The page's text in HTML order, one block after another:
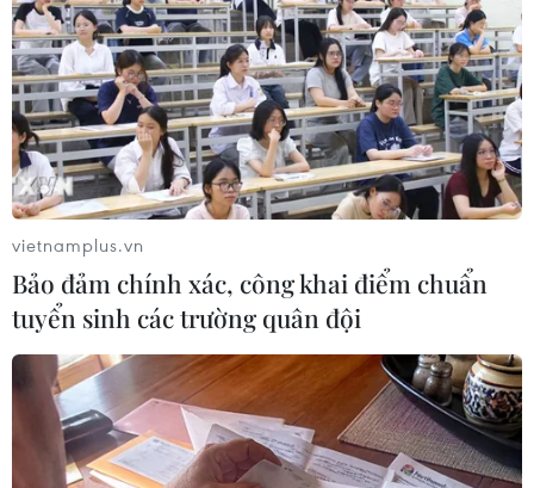
Phó Thủ tướng Trương Hòa Bình thăm các
gia đình chính sách tại Cần Thơ
17/02/2019 11:57
vietnamplus.vn
Bảo đảm chính xác, công khai điểm chuẩn
tuyển sinh các trường quân đội